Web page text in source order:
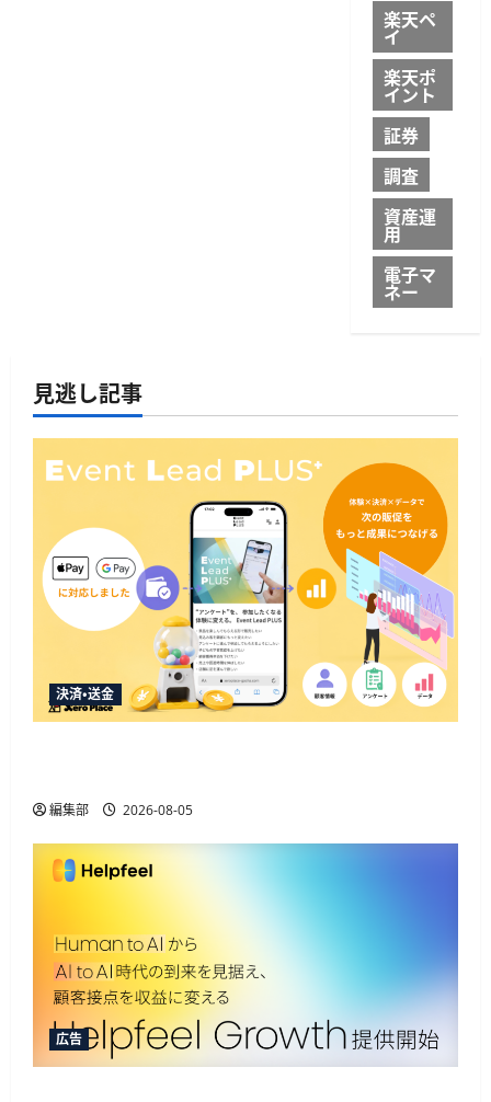
楽天ペ
イ
楽天ポ
イント
証券
調査
資産運
用
電子マ
ネー
見逃し記事
決済・送金
編集部 2026-08-05
広告